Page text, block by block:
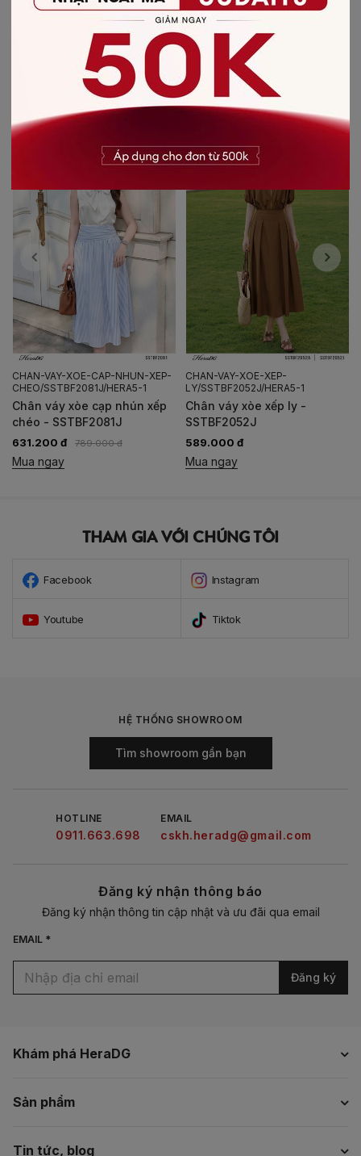
CHẤT LIỆU SẢN PHẨM
vải Ren
CÓ THỂ BẠN SẼ THÍCH
-20%
CHAN-VAY-XOE-CAP-NHUN-XEP-
CHEO/SSTBF2081J/HERA5-1
Chân váy xòe cạp nhún xếp
chéo - SSTBF2081J
631.200 đ 789.000 đ
Mua ngay
CHAN-VAY-XOE-XEP-
LY/SSTBF2052J/HERA5-1
Chân váy xòe xếp ly -
SSTBF2052J
589.000 đ
Mua ngay
THAM GIA VỚI CHÚNG TÔI
Facebook Instagram
Youtube Tiktok
Khám phá HeraDG
Sản phẩm
Tin tức, blog
HỆ THỐNG SHOWROOM
Tìm showroom gần bạn
HOTLINE
0911.663.698
EMAIL
cskh.heradg@gmail.com
Đăng ký nhận thông báo
Đăng ký nhận thông tin cập nhật và ưu đãi qua email
EMAIL *
Đăng ký